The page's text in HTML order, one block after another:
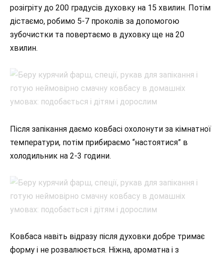
розігріту до 200 градусів духовку на 15 хвилин. Потім
дістаємо, робимо 5-7 проколів за допомогою
зубочистки та повертаємо в духовку ще на 20
хвилин.
Після запікання даємо ковбасі охолонути за кімнатної
температури, потім прибираємо “настоятися” в
холодильник на 2-3 години.
Ковбаса навіть відразу після духовки добре тримає
форму і не розвалюється. Ніжна, ароматна і з